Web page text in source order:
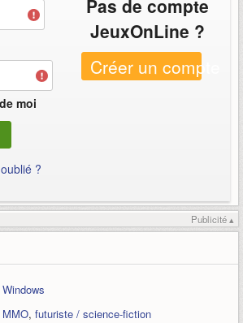
moi
?
Pas de compte
JeuxOnLine ?
Créer un compte
Publicité ▴
Windows
MMO, futuriste / science-fiction